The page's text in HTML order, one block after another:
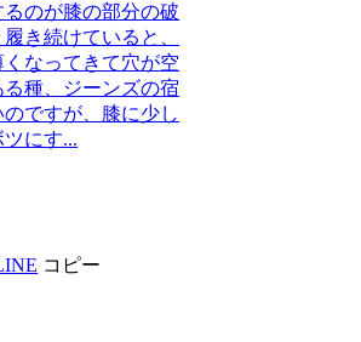
のが膝の部分の破
き続けていると、
なってきて穴が空
種、ジーンズの宿
ですが、膝に少し
にす...
コピー